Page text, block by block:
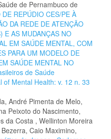
de Pernambuco de
DE REPÚDIO CES/PE À
DA REDE DE ATENÇÃO
E AS MUDANÇAS NO
EM SAÚDE MENTAL, COM
PARA UM MODELO DE
SAÚDE MENTAL NO
de Saúde
of Mental Health: v. 12 n. 33
André Pimenta de Melo,
Peixoto do Nascimento,
da Costa , Wellinton Moreira
Caio Maximino,